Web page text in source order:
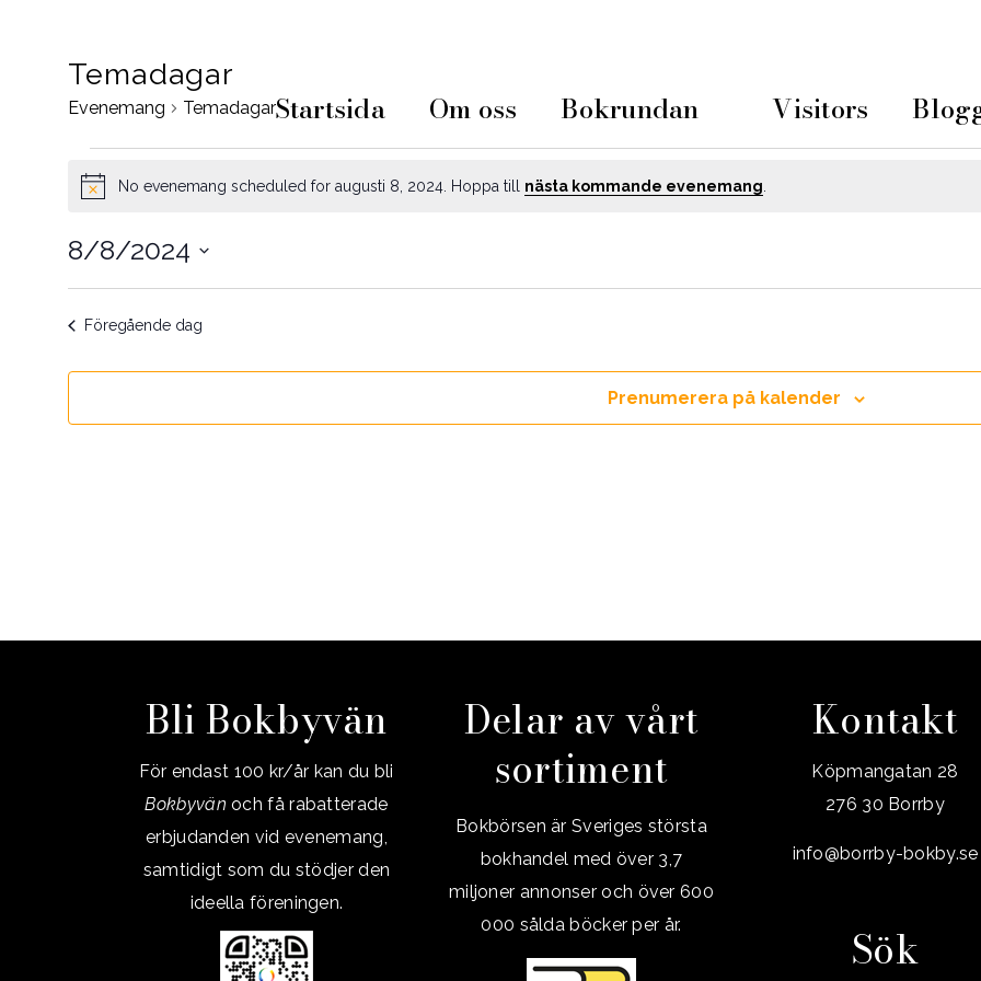
Startsida Om oss Bokrundan Visitors
Temadagar
Evenemang Temadagar
Evenemang
augusti
8,
2024
Notis No evenemang scheduled for augusti 8, 2024. Hoppa till nästa kommande evenemang
8/8/2024
Välj
Föregående dag
Prenumerera på kalender
Bli Bokbyvän
För endast 100 kr/år kan du bli
Bokbyvän och få rabatterade
erbjudanden vid evenemang,
samtidigt som du stödjer den
ideella föreningen.
Delar av vårt
sortiment
Bokbörsen är Sveriges största
bokhandel med över 3,7
miljoner annonser och över 600
000 sålda böcker per år.
Kontakt
Köpmangatan 28
276 30 Borrby
info@borrby-bokby.se
Sök